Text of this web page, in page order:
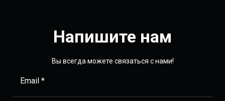
Напишите нам
Вы всегда можете связаться с нами!
Email *